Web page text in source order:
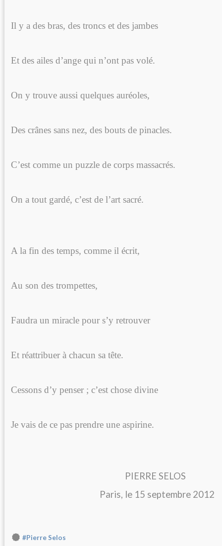
Il y a des bras, des troncs et des jambes
Et des ailes d’ange qui n’ont pas volé.
On y trouve aussi quelques auréoles,
Des crânes sans nez, des bouts de pinacles.
C’est comme un puzzle de corps massacrés.
On a tout gardé, c’est de l’art sacré.
A la fin des temps, comme il écrit,
Au son des trompettes,
Faudra un miracle pour s’y retrouver
Et réattribuer à chacun sa tête.
Cessons d’y penser ; c’est chose divine
Je vais de ce pas prendre une aspirine.
PIERRE
Paris, le 15 septembre 2012
#Pierre Selos